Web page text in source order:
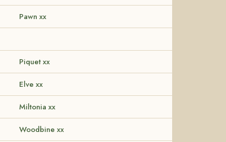
Pawn xx
Piquet xx
Elve xx
Miltonia xx
Woodbine xx